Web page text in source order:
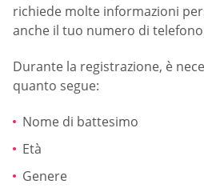
richiede molte informazioni
anche il tuo numero di
Durante la registrazione, è
quanto segue:
Nome di battesimo
Età
Genere